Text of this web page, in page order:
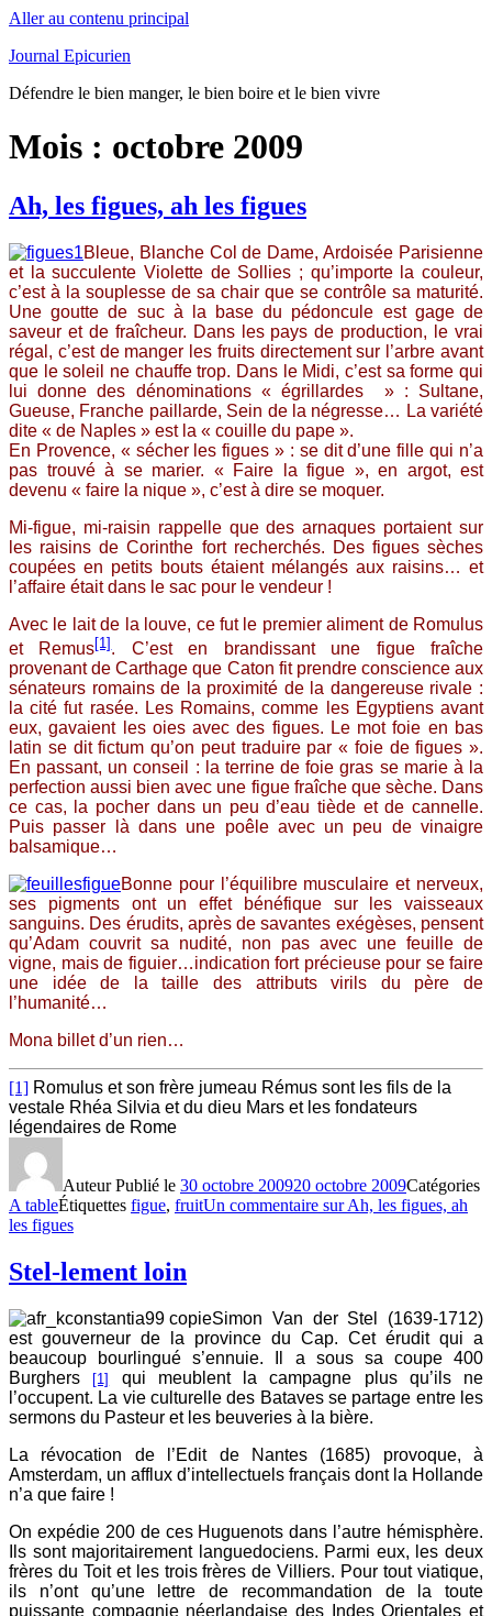
Aller au contenu principal
Journal Epicurien
Défendre le bien manger, le bien boire et le bien vivre
Mois : octobre 2009
Ah, les figues, ah les figues
Bleue, Blanche Col de Dame, Ardoisée Parisienne
et la succulente Violette de Sollies ; qu’importe la couleur,
c’est à la souplesse de sa chair que se contrôle sa maturité.
Une goutte de suc à la base du pédoncule est gage de
saveur et de fraîcheur. Dans les pays de production, le vrai
régal, c’est de manger les fruits directement sur l’arbre avant
que le soleil ne chauffe trop. Dans le Midi, c’est sa forme qui
lui donne des dénominations « égrillardes » : Sultane,
Gueuse, Franche paillarde, Sein de la négresse… La variété
dite « de Naples » est la « couille du pape ».
En Provence, « sécher les figues » : se dit d’une fille qui n’a
pas trouvé à se marier. « Faire la figue », en argot, est
devenu « faire la nique », c’est à dire se moquer.
Mi-figue, mi-raisin rappelle que des arnaques portaient sur
les raisins de Corinthe fort recherchés. Des figues sèches
coupées en petits bouts étaient mélangés aux raisins… et
l’affaire était dans le sac pour le vendeur !
Avec le lait de la louve, ce fut le premier aliment de Romulus
et Remus[1]. C’est en brandissant une figue fraîche
provenant de Carthage que Caton fit prendre conscience aux
sénateurs romains de la proximité de la dangereuse rivale :
la cité fut rasée. Les Romains, comme les Egyptiens avant
eux, gavaient les oies avec des figues. Le mot foie en bas
latin se dit fictum qu’on peut traduire par « foie de figues ».
En passant, un conseil : la terrine de foie gras se marie à la
perfection aussi bien avec une figue fraîche que sèche. Dans
ce cas, la pocher dans un peu d’eau tiède et de cannelle.
Puis passer là dans une poêle avec un peu de vinaigre
balsamique…
Bonne pour l’équilibre musculaire et nerveux,
ses pigments ont un effet bénéfique sur les vaisseaux
sanguins. Des érudits, après de savantes exégèses, pensent
qu’Adam couvrit sa nudité, non pas avec une feuille de
vigne, mais de figuier…indication fort précieuse pour se faire
une idée de la taille des attributs virils du père de
l’humanité…
Mona billet d’un rien…
[1] Romulus et son frère jumeau Rémus sont les fils de la
vestale Rhéa Silvia et du dieu Mars et les fondateurs
légendaires de Rome
AuteurPublié le 30 octobre 200920 octobre 2009Catégories
A tableÉtiquettes figue, fruitUn commentaire sur Ah, les figues, ah
les figues
Stel-lement loin
Simon Van der Stel (1639-1712)
est gouverneur de la province du Cap. Cet érudit qui a
beaucoup bourlingué s’ennuie. Il a sous sa coupe 400
Burghers
[1]
qui meublent la campagne plus qu’ils ne
l’occupent. La vie culturelle des Bataves se partage entre les
sermons du Pasteur et les beuveries à la bière.
La révocation de l’Edit de Nantes (1685) provoque, à
Amsterdam, un afflux d’intellectuels français dont la Hollande
n’a que faire !
On expédie 200 de ces Huguenots dans l’autre hémisphère.
Ils sont majoritairement languedociens. Parmi eux, les deux
frères du Toit et les trois frères de Villiers. Pour tout viatique,
ils n’ont qu’une lettre de recommandation de la toute
puissante compagnie néerlandaise des Indes Orientales et